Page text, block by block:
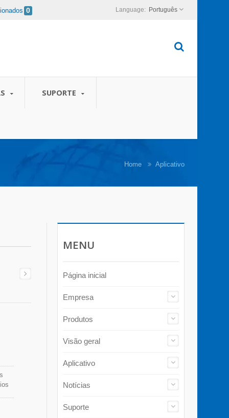
0 Português
SUPORTE
Home Aplicativo
MENU
Página inicial
Empresa
Produtos
Visão geral
Aplicativo
Notícias
Suporte